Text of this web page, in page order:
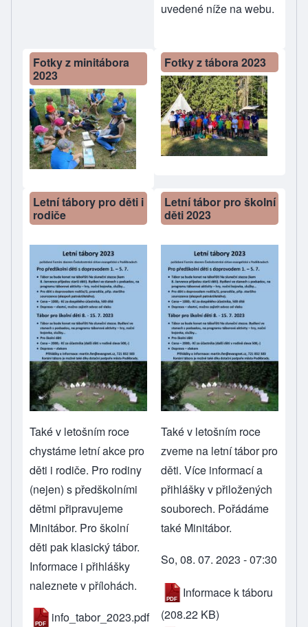
uvedené níže na webu.
Fotky z minitábora
2023
Fotky z tábora 2023
Letní tábory pro děti i
rodiče
Také v letošním roce
chystáme letní akce pro
děti i rodiče. Pro rodiny
(nejen) s předškolními
dětmi připravujeme
Minitábor. Pro školní
děti pak klasický tábor.
Informace i přihlášky
naleznete v přílohách.
info_tabor_2023.pdf
Letní tábor pro školní
děti 2023
Také v letošním roce
zveme na letní tábor pro
děti. Více informací a
přihlášky v přiložených
souborech. Pořádáme
také Minitábor.
So, 08. 07. 2023 - 07:30
Informace k táboru
(208.22 KB)